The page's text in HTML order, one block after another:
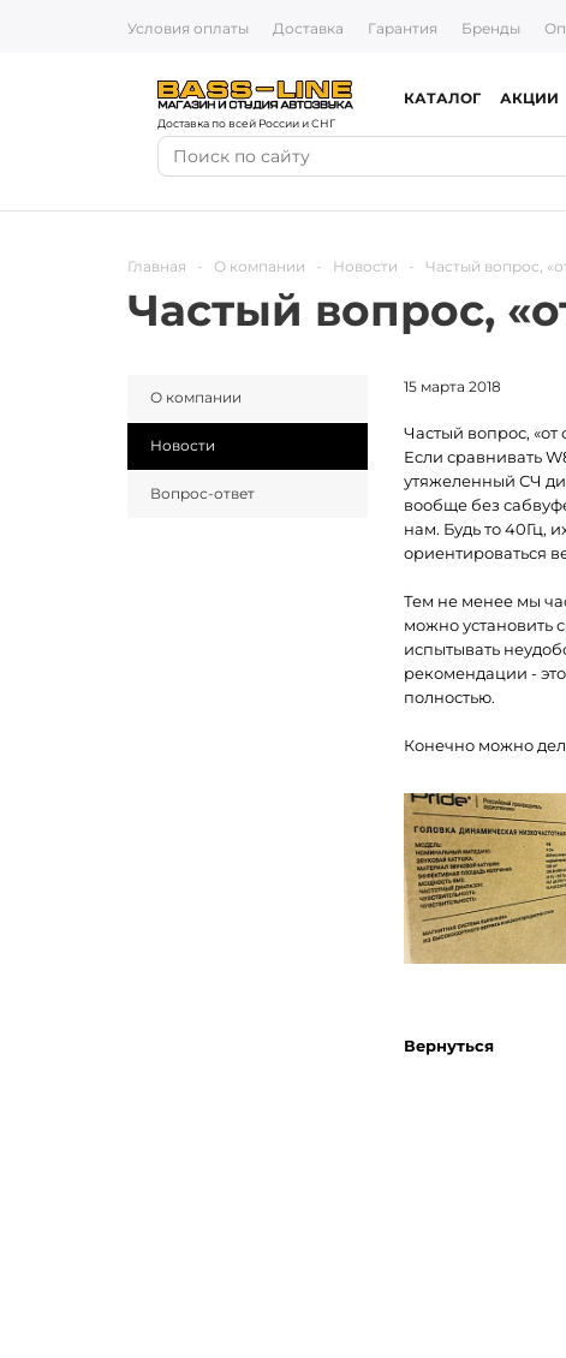
Условия оплаты Доставка Гарантия Бренды
Доставка по всей России и СНГ
КАТАЛОГ АКЦИИ
Главная - О компании - Новости - Частый вопрос,
Частый вопрос,
О компании
Новости
Вопрос-ответ
15 марта 2018
Частый вопрос, «от
Если сравнивать
утяжеленный СЧ
вообще без
нам. Будь то 40Гц,
ориентироваться
Тем не менее мы
можно установить
испытывать
рекомендации -
полностью.
Конечно можно
Вернуться